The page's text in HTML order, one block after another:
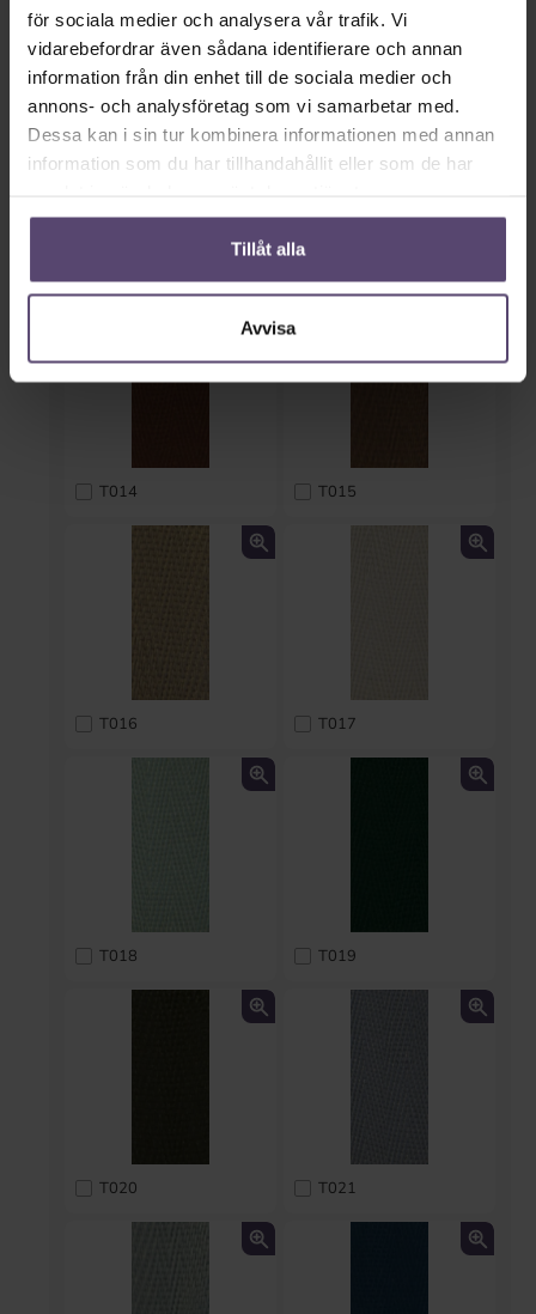
för sociala medier och analysera vår trafik. Vi
vidarebefordrar även sådana identifierare och annan
information från din enhet till de sociala medier och
annons- och analysföretag som vi samarbetar med.
Dessa kan i sin tur kombinera informationen med annan
information som du har tillhandahållit eller som de har
Tillåt alla
Avvisa
T010 T011
T014 T015
T016 T017
T018 T019
T020 T021